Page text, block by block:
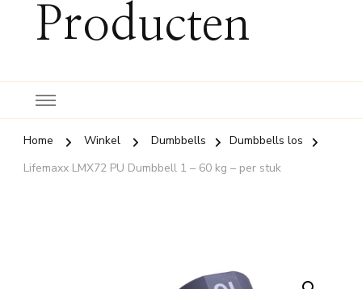
Producten
Home Winkel Dumbbells
Dumbbells los
Lifemaxx LMX72 PU Dumbbell 1 – 60 kg – per stuk